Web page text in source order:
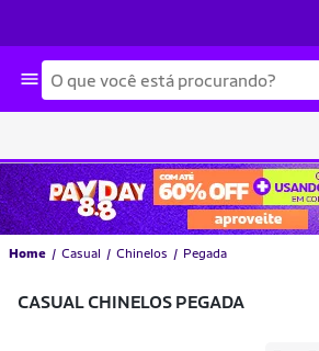
Busca
Home Casual Chinelos Pegada
CASUAL CHINELOS PEGADA